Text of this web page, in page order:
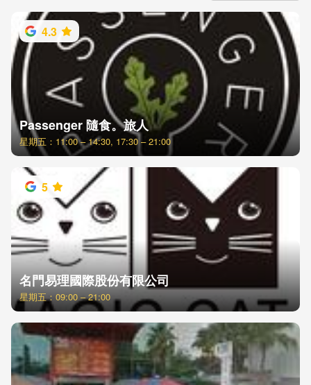
4.3
Passenger 隨食。旅人
星期五：11:00 – 14:30, 17:30 – 21:00
5
名門易理國際股份有限公司
星期五：09:00 – 21:00